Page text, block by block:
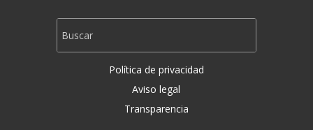
Política de privacidad
Aviso legal
Transparencia